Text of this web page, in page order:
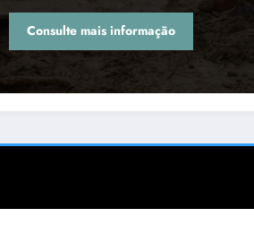
Consulte mais informação